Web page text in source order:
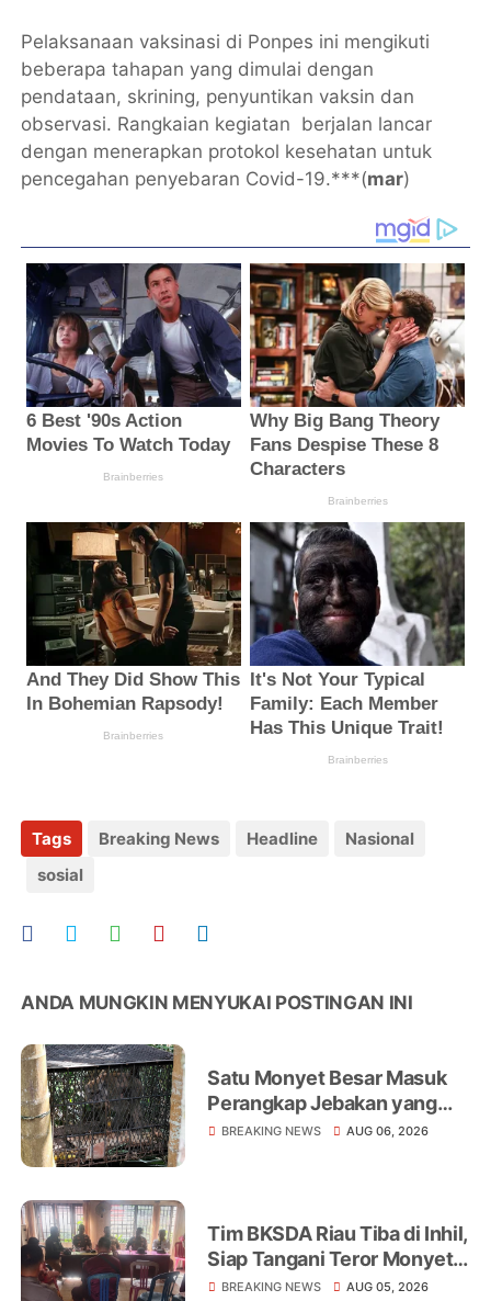
Pelaksanaan vaksinasi di Ponpes ini mengikuti
beberapa tahapan yang dimulai dengan
pendataan, skrining, penyuntikan vaksin dan
observasi. Rangkaian kegiatan berjalan lancar
dengan menerapkan protokol kesehatan untuk
pencegahan penyebaran Covid-19.***(mar)
Tags Breaking News Headline
Nasional
sosial
ANDA MUNGKIN MENYUKAI POSTINGAN INI
Satu Monyet Besar Masuk
Perangkap Jebakan yang
Dipasang di Belakang
BREAKING NEWS AUG 06, 2026
Tim BKSDA Riau Tiba di Inhil,
Siap Tangani Teror Monyet
Liar yang Telah Melukai 18
BREAKING NEWS AUG 05, 2026